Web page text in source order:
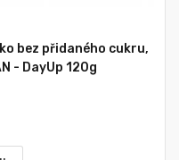
bez přidaného cukru,
- DayUp 120g